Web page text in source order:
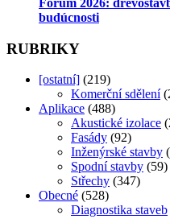
Forum 2026:
budúcnosti
RUBRIKY
[ostatní] (219)
Komerční sdělení
Aplikace (488)
Akustické izolace
Fasády (92)
Inženýrské stavby
Spodní stavby (59)
Střechy (347)
Obecné (528)
Diagnostika staveb